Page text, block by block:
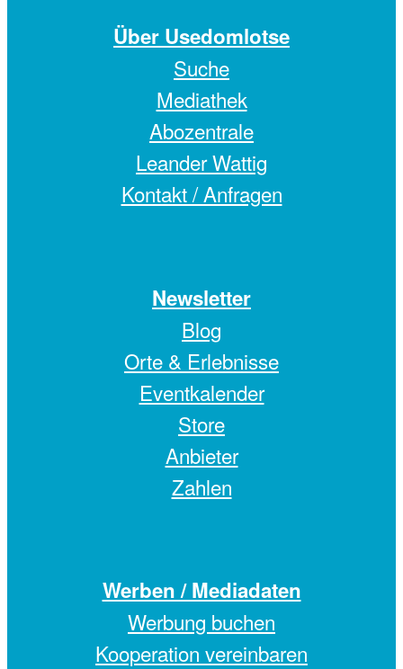
Über Usedomlotse
Suche
Mediathek
Abozentrale
Leander Wattig
Kontakt / Anfragen
Newsletter
Blog
Orte & Erlebnisse
Eventkalender
Store
Anbieter
Zahlen
Werben / Mediadaten
Werbung buchen
Kooperation vereinbaren